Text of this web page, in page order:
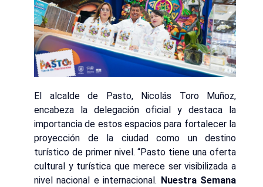
El alcalde de Pasto, Nicolás Toro Muñoz,
encabeza la delegación oficial y destaca la
importancia de estos espacios para fortalecer la
proyección de la ciudad como un destino
turístico de primer nivel. “Pasto tiene una oferta
cultural y turística que merece ser visibilizada a
nivel nacional e internacional. Nuestra Semana